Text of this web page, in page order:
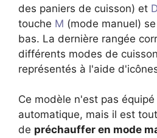
des paniers de cuisson) et
touche M (mode manuel)
bas. La dernière rangée
différents modes de
représentés à l'aide
Ce modèle n'est pas
automatique, mais il est
de préchauffer en mode